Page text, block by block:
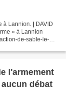
à Lannion. | DAVID
» à Lannion
de-sable-le-
l'armement
débat